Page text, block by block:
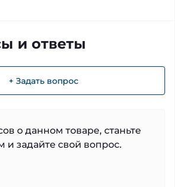
и ответы
+ Задать вопрос
о данном товаре, станьте
и задайте свой вопрос.